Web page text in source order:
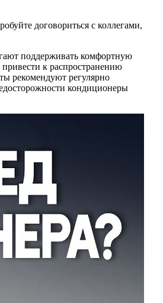
договориться с коллегами,
поддерживать комфортную
к распространению
рекомендуют регулярно
кондиционеры